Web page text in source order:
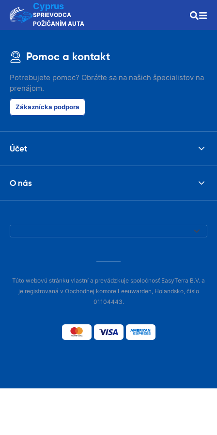
Cyprus
SPRIEVODCA
POŽIČANÍM AUTA
Pomoc a kontakt
Potrebujete pomoc? Obráťte sa na našich špecialistov na
prenájom.
Zákaznícka podpora
Účet
O nás
Túto webovú stránku vlastní a prevádzkuje spoločnosť EasyTerra B.V. a
je registrovaná v Obchodnej komore Leeuwarden, Holandsko, číslo
01104443.